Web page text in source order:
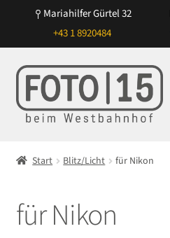
Mariahilfer Gürtel 32
+43 1 8920484
Zur
Navigation
springen
Zum
Inhalt
springen
Blitz/Licht
Start Blitz/Licht für Nikon
für Nikon